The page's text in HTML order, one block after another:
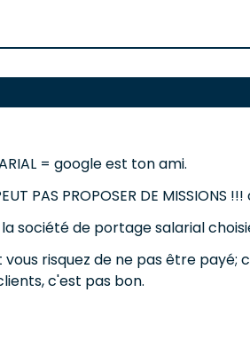
= google est ton ami.
PAS PROPOSER DE MISSIONS
de portage salarial choisie
risquez de ne pas être
c'est pas bon.